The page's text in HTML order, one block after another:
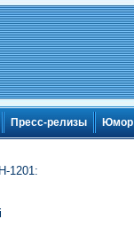
Пресс-релизы Юмор
1201: